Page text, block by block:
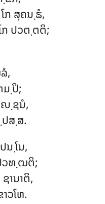
ກ ສຸຄນ຺ຘໍ,
ກ ປວຕ຺ຕຕິ;
,
ມ຺ປິ;
ຊນໍ,
ສ຺ສ.
ນ຺ໂນ,
ວຑ຺ຒຕິ;
ນາຕິ,
ວໂຫ.